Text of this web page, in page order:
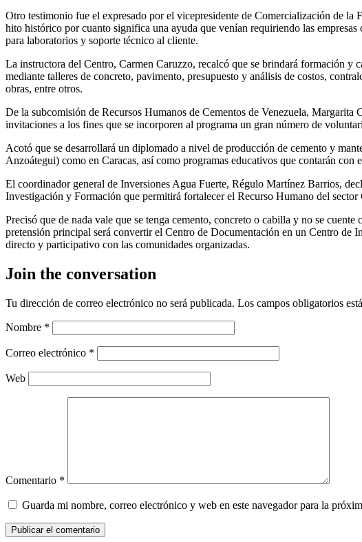
Otro testimonio fue el expresado por el vicepresidente de Comercialización de
hito histórico por cuanto significa una ayuda que venían requiriendo las
para laboratorios y soporte técnico al cliente.
La instructora del Centro, Carmen Caruzzo, recalcó que se brindará formación y
mediante talleres de concreto, pavimento, presupuesto y análisis de costos,
obras, entre otros.
De la subcomisión de Recursos Humanos de Cementos de Venezuela, Margarita
invitaciones a los fines que se incorporen al programa un gran número de
Acotó que se desarrollará un diplomado a nivel de producción de cemento y
Anzoátegui) como en Caracas, así como programas educativos que contarán
El coordinador general de Inversiones Agua Fuerte, Régulo Martínez Barrios,
Investigación y Formación que permitirá fortalecer el Recurso Humano del sector
Precisó que de nada vale que se tenga cemento, concreto o cabilla y no se
pretensión principal será convertir el Centro de Documentación en un Centro de
directo y participativo con las comunidades organizadas.
Join the conversation
Tu dirección de correo electrónico no será publicada. Los campos obligatorios
Nombre *
Correo electrónico *
Web
Comentario *
Guarda mi nombre, correo electrónico y web en este navegador para la